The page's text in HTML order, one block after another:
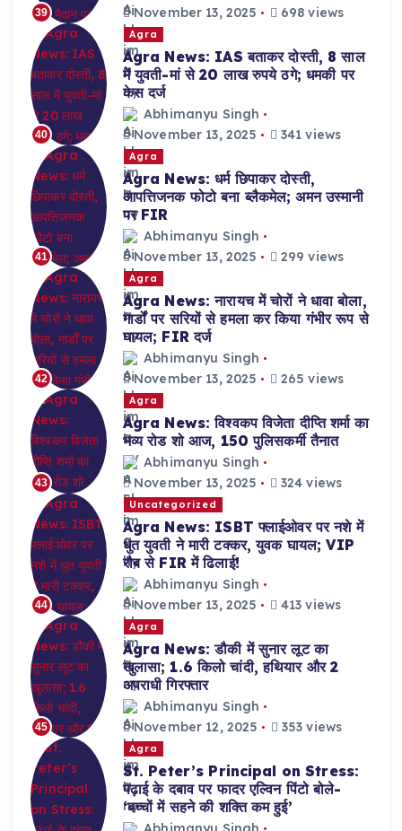
39
November 13, 2025
698 views
40
Agra
Agra News: IAS बताकर दोस्ती, 8 साल
में युवती-मां से 20 लाख रुपये ठगे; धमकी पर
केस दर्ज
Abhimanyu Singh
November 13, 2025
341 views
41
Agra
Agra News: धर्म छिपाकर दोस्ती,
आपत्तिजनक फोटो बना ब्लैकमेल; अमन उस्मानी
पर FIR
Abhimanyu Singh
November 13, 2025
299 views
42
Agra
Agra News: नारायच में चोरों ने धावा बोला,
गार्डों पर सरियों से हमला कर किया गंभीर रूप से
घायल; FIR दर्ज
Abhimanyu Singh
November 13, 2025
265 views
43
Agra
Agra News: विश्वकप विजेता दीप्ति शर्मा का
भव्य रोड शो आज, 150 पुलिसकर्मी तैनात
Abhimanyu Singh
November 13, 2025
324 views
44
Uncategorized
Agra News: ISBT फ्लाईओवर पर नशे में
धुत युवती ने मारी टक्कर, युवक घायल; VIP
रौब से FIR में ढिलाई!
Abhimanyu Singh
November 13, 2025
413 views
45
Agra
Agra News: डौकी में सुनार लूट का
खुलासा; 1.6 किलो चांदी, हथियार और 2
अपराधी गिरफ्तार
Abhimanyu Singh
November 12, 2025
353 views
Agra
St. Peter’s Principal on Stress:
पढ़ाई के दबाव पर फादर एल्विन पिंटो बोले-
‘बच्चों में सहने की शक्ति कम हुई’